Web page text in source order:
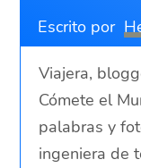
Escrito por
Viajera,
Cómete el
palabras y
ingeniera de